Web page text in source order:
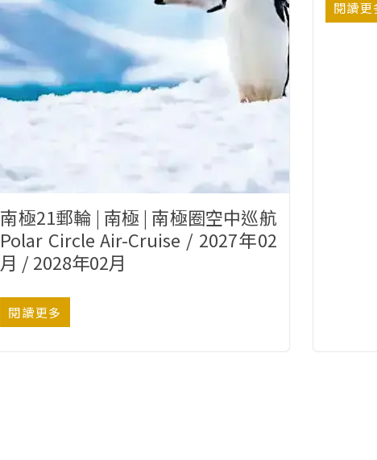
南極21郵輪 | 南極 | 南極圈空中巡航
Polar Circle Air-Cruise / 2027年02
月 / 2028年02月
閱讀更多
閱讀更